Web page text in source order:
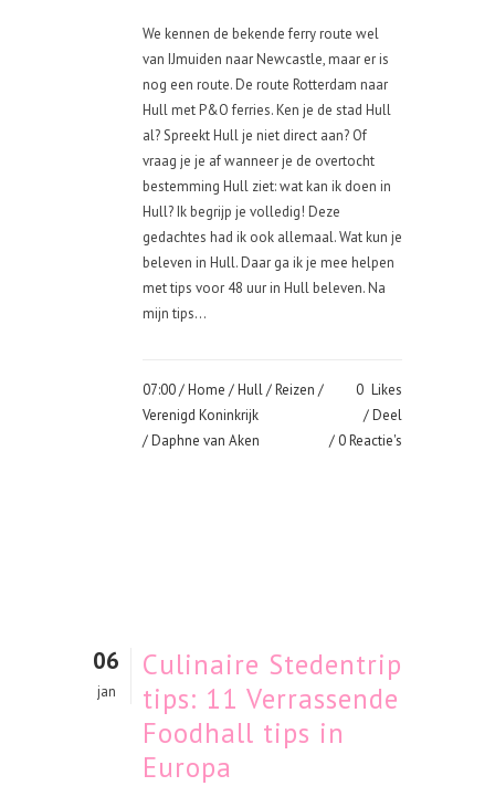
We kennen de bekende ferry route wel
van IJmuiden naar Newcastle, maar er is
nog een route. De route Rotterdam naar
Hull met P&O ferries. Ken je de stad Hull
al? Spreekt Hull je niet direct aan? Of
vraag je je af wanneer je de overtocht
bestemming Hull ziet: wat kan ik doen in
Hull? Ik begrijp je volledig! Deze
gedachtes had ik ook allemaal. Wat kun je
beleven in Hull. Daar ga ik je mee helpen
met tips voor 48 uur in Hull beleven. Na
mijn tips...
07:00 /Home /Hull/Reizen /
Verenigd Koninkrijk
/ Daphne van Aken
0 Likes
Deel
0 Reactie's
06
jan
Culinaire Stedentrip
tips: 11 Verrassende
Foodhall tips in
Europa